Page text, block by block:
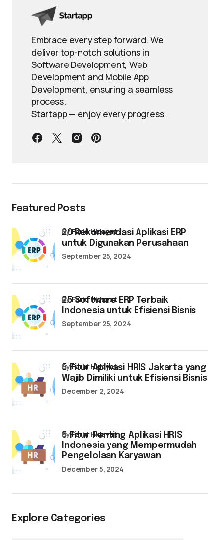
Embrace every step forward. We
deliver top-notch solutions in
Software Development, Web
Development and Mobile App
Development, ensuring a seamless
process.
Startapp — enjoy every progress.
Featured Posts
20 Rekomendasi Aplikasi ERP
untuk Digunakan Perusahaan
byFarid Hidayat
September 25, 2024
25 Software ERP Terbaik
Indonesia untuk Efisiensi Bisnis
byFarid Hidayat
September 25, 2024
5 Fitur Aplikasi HRIS Jakarta yang
Wajib Dimiliki untuk Efisiensi Bisnis
byFarid Hidayat
December 2, 2024
5 Fitur Penting Aplikasi HRIS
Indonesia yang Mempermudah
Pengelolaan Karyawan
byFarid Hidayat
December 5, 2024
Explore Categories